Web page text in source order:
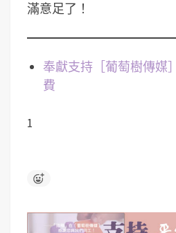
滿意足了！
奉獻支持［葡萄樹傳媒
費
1